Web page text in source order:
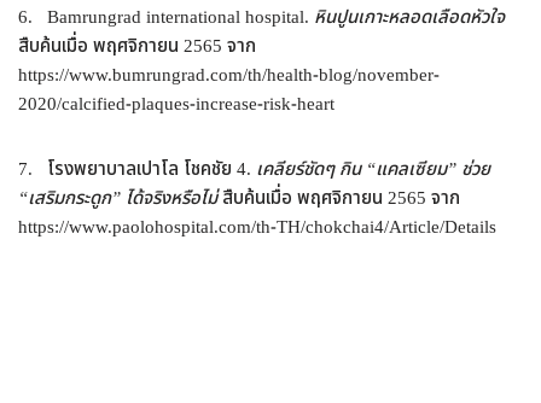
6. Bamrungrad international hospital. หินปูนเกาะหลอดเลือดหัวใจ
สืบค้นเมื่อ พฤศจิกายน 2565 จาก
https://www.bumrungrad.com/th/health-blog/november-
2020/calcified-plaques-increase-risk-heart
7. โรงพยาบาลเปาโล โชคชัย 4. เคลียร์ชัดๆ กิน “แคลเซียม” ช่วย
“เสริมกระดูก” ได้จริงหรือไม่สืบค้นเมื่อ พฤศจิกายน 2565 จาก
https://www.paolohospital.com/th-TH/chokchai4/Article/Details